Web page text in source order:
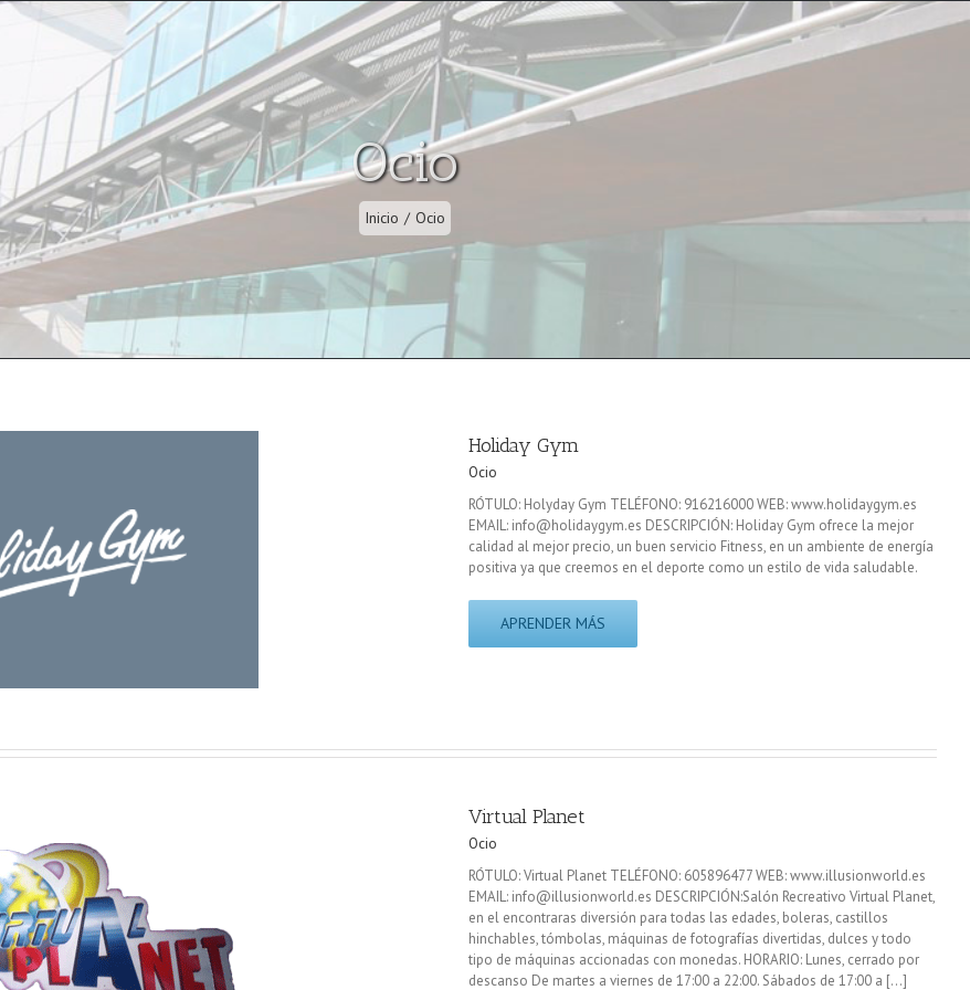
Ocio
Inicio / Ocio
Holiday Gym
Ocio
RÓTULO: Holyday Gym TELÉFONO: 916216000 WEB: www.holidaygym.es
EMAIL: info@holidaygym.es DESCRIPCIÓN: Holiday Gym ofrece la mejor
calidad al mejor precio, un buen servicio Fitness, en un ambiente de energía
positiva ya que creemos en el deporte como un estilo de vida saludable.
APRENDER MÁS
Virtual Planet
Ocio
RÓTULO: Virtual Planet TELÉFONO: 605896477 WEB: www.illusionworld.es
EMAIL: info@illusionworld.es DESCRIPCIÓN:Salón Recreativo Virtual Planet,
en el encontraras diversión para todas las edades, boleras, castillos
hinchables, tómbolas, máquinas de fotografías divertidas, dulces y todo
tipo de máquinas accionadas con monedas. HORARIO: Lunes, cerrado por
descanso De martes a viernes de 17:00 a 22:00. Sábados de 17:00 a [...]